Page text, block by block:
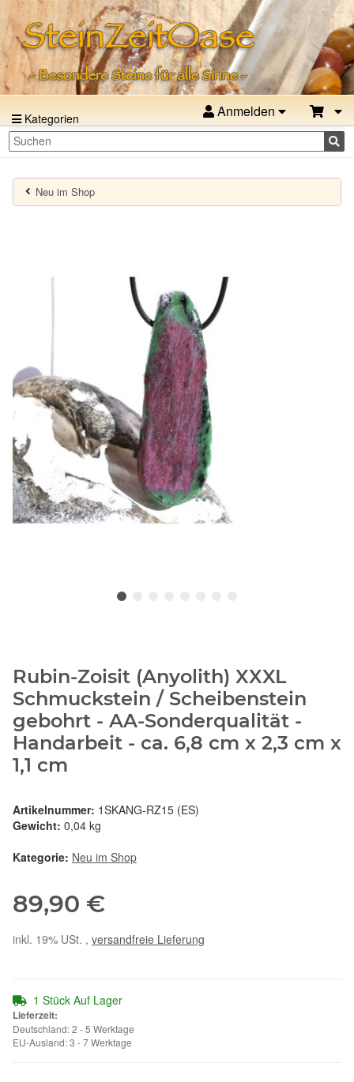
Kategorien Anmelden
Neu im Shop
Rubin-Zoisit (Anyolith) XXXL
Schmuckstein / Scheibenstein
gebohrt - AA-Sonderqualität -
Handarbeit - ca. 6,8 cm x 2,3 cm x
1,1 cm
Artikelnummer: 1SKANG-RZ15 (ES)
Gewicht: 0,04 kg
Kategorie: Neu im Shop
89,90 €
inkl. 19% USt. , versandfreie Lieferung
1 Stück Auf Lager
Lieferzeit:
Deutschland: 2 - 5 Werktage
EU-Ausland: 3 - 7 Werktage